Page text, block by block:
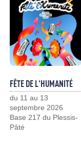
FÊTE DE L'HUMANITÉ
du 11 au 13
septembre 2026
Base 217 du Plessis-
Pâté